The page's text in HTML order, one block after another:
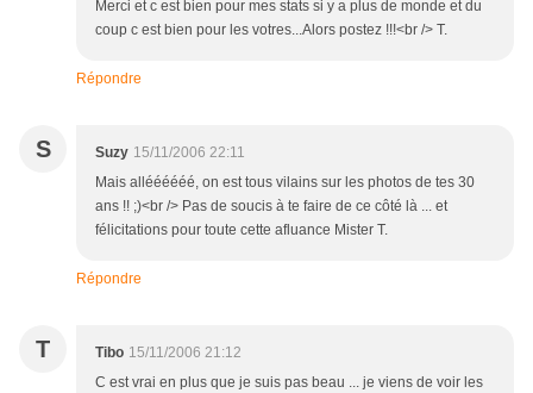
Merci et c est bien pour mes stats si y a plus de monde et du
coup c est bien pour les votres...Alors postez !!!<br /> T.
Répondre
S Suzy 15/11/2006 22:11
Mais alléééééé, on est tous vilains sur les photos de tes 30
ans !! ;)<br /> Pas de soucis à te faire de ce côté là ... et
félicitations pour toute cette afluance Mister T.
Répondre
T Tibo 15/11/2006 21:12
C est vrai en plus que je suis pas beau ... je viens de voir les